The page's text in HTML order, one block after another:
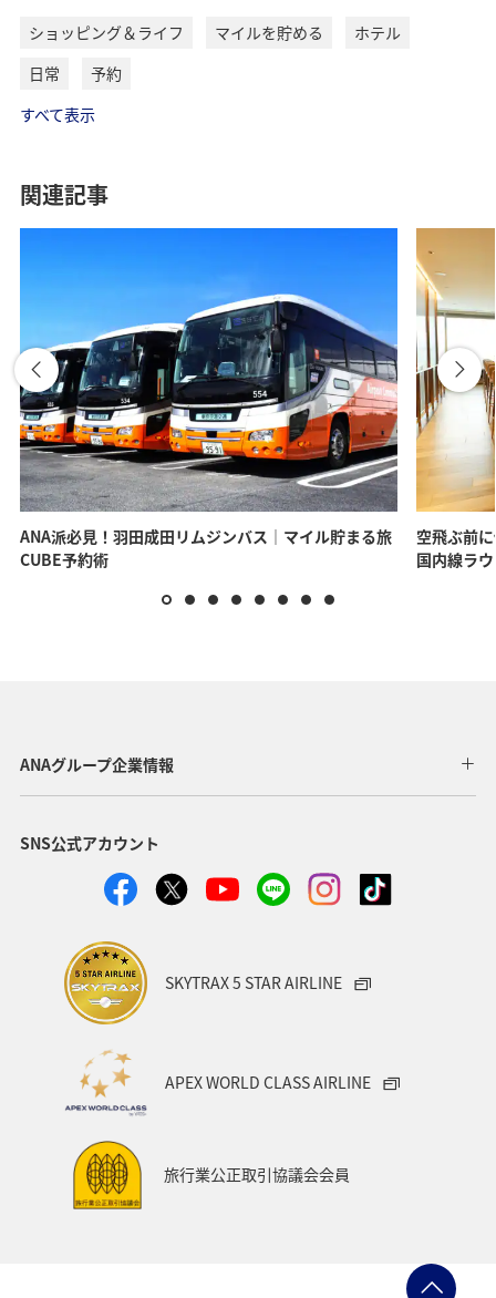
ショッピング＆ライフ マイルを貯める
ホテル
日常
予約
すべて表示
関連記事
ANA派必見！羽田成田リムジンバス｜マイル貯まる旅
CUBE予約術
空飛ぶ前
国内線ラ
ANAグループ企業情報
SNS公式アカウント
SKYTRAX 5 STAR AIRLINE
APEX WORLD CLASS AIRLINE
旅行業公正取引協議会会員